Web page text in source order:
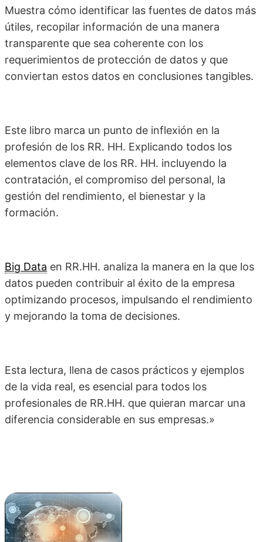
Muestra cómo identificar las fuentes de datos más
útiles, recopilar información de una manera
transparente que sea coherente con los
requerimientos de protección de datos y que
conviertan estos datos en conclusiones tangibles.
Este libro marca un punto de inflexión en la
profesión de los RR. HH. Explicando todos los
elementos clave de los RR. HH. incluyendo la
contratación, el compromiso del personal, la
gestión del rendimiento, el bienestar y la
formación.
Big Data en RR.HH. analiza la manera en la que los
datos pueden contribuir al éxito de la empresa
optimizando procesos, impulsando el rendimiento
y mejorando la toma de decisiones.
Esta lectura, llena de casos prácticos y ejemplos
de la vida real, es esencial para todos los
profesionales de RR.HH. que quieran marcar una
diferencia considerable en sus empresas.»